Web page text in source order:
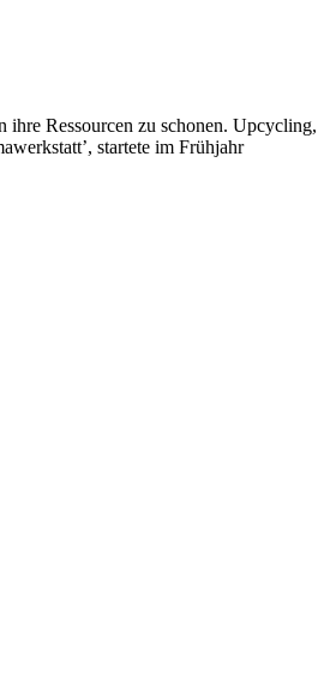
ihre Ressourcen zu schonen. Upcycling,
startete im Frühjahr